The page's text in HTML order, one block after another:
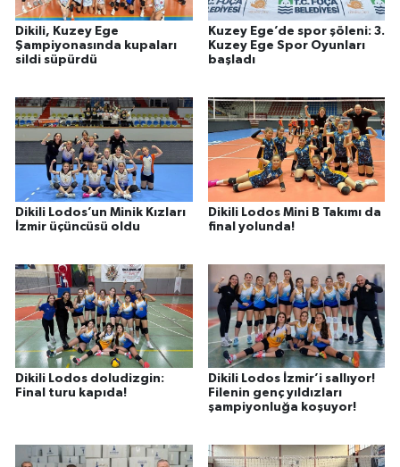
Dikili, Kuzey Ege
Şampiyonasında kupaları
sildi süpürdü
Kuzey Ege’de spor şöleni: 3.
Kuzey Ege Spor Oyunları
başladı
Dikili Lodos’un Minik Kızları
İzmir üçüncüsü oldu
Dikili Lodos Mini B Takımı da
final yolunda!
Dikili Lodos doludizgin:
Final turu kapıda!
Dikili Lodos İzmir’i sallıyor!
Filenin genç yıldızları
şampiyonluğa koşuyor!